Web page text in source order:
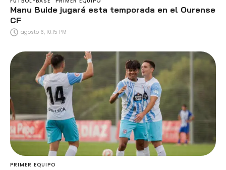
Manu Buide jugará esta temporada en el Ourense
CF
agosto 6, 10:15 PM
PRIMER EQUIPO